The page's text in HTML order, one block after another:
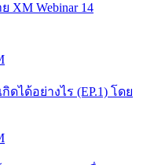
XM Webinar 14
ดได้อย่างไร (EP.1) โดย